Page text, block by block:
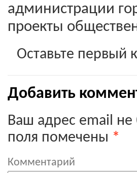
администрации
проекты
Оставьте первый
Добавить
Ваш адрес email не
поля помечены *
Комментарий